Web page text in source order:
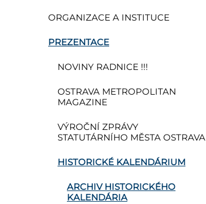
ORGANIZACE A INSTITUCE
PREZENTACE
NOVINY RADNICE !!!
OSTRAVA METROPOLITAN
MAGAZINE
VÝROČNÍ ZPRÁVY
STATUTÁRNÍHO MĚSTA OSTRAVA
HISTORICKÉ KALENDÁRIUM
ARCHIV HISTORICKÉHO
KALENDÁRIA